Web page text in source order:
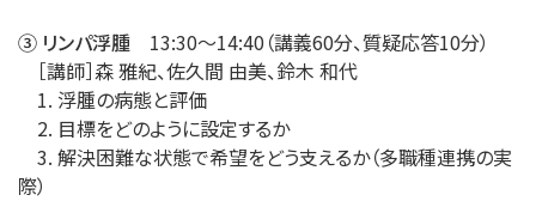
③ リンパ浮腫 13:30～14:40（講義60分、質疑応答10分）
［講師］森 雅紀、佐久間 由美、鈴木 和代
1. 浮腫の病態と評価
2. 目標をどのように設定するか
3. 解決困難な状態で希望をどう支えるか（多職種連携の実
際）